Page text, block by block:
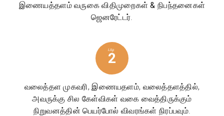
இணையத்தளம் வருகைவிதிமுறைகள் & நிபந்தனைகள்
ஜெனரேட்டர்.
படி
2
வலைத்தள முகவரி, இணையதளம், வலைத்தளத்தில்,
அவருக்கு சில கேள்விகள் வகை வைத்திருக்கும்
நிறுவனத்தின் பெயர்போல் விவரங்கள் நிரப்பவும்.